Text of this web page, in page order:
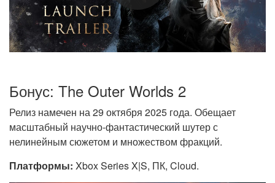
Бонус: The Outer Worlds 2
Релиз намечен на 29 октября 2025 года. Обещает
масштабный научно-фантастический шутер с
нелинейным сюжетом и множеством фракций.
Платформы: Xbox Series X|S, ПК, Cloud.